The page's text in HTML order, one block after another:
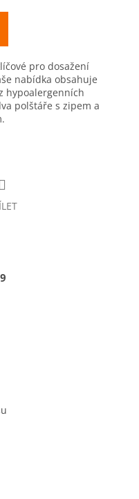
pro dosažení
nabídka obsahuje
hypoalergenních
polštáře s zipem a